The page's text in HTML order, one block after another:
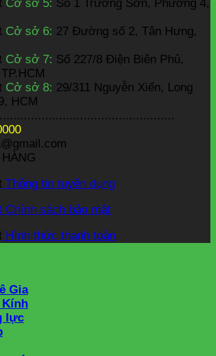
Cở sở 5: Số 1 Trường Sơn, Phường 4,
Cở sở 6: 27 Đường số 2, Tân Hưng,
Cở sở 7: Số 227/8 Điện Biên Phủ,
Cở sở 8: 29/311 Nguyễn Xiển, Long
HCM
Thông tin tuyển dụng
Chính sách bảo mật
Hình thức thanh toán
Gia
Kính
lực